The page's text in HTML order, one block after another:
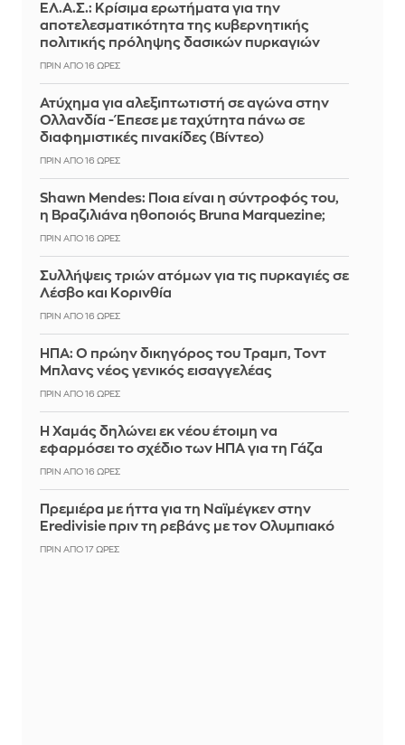
ΕΛ.Α.Σ.: Κρίσιμα ερωτήματα για την
αποτελεσματικότητα της κυβερνητικής
πολιτικής πρόληψης δασικών πυρκαγιών
ΠΡΙΝ ΑΠΌ 16 ΏΡΕΣ
Ατύχημα για αλεξιπτωτιστή σε αγώνα στην
Ολλανδία - Έπεσε με ταχύτητα πάνω σε
διαφημιστικές πινακίδες (Βίντεο)
ΠΡΙΝ ΑΠΌ 16 ΏΡΕΣ
Shawn Mendes: Ποια είναι η σύντροφός του,
η Βραζιλιάνα ηθοποιός Bruna Marquezine;
ΠΡΙΝ ΑΠΌ 16 ΏΡΕΣ
Συλλήψεις τριών ατόμων για τις πυρκαγιές σε
Λέσβο και Κορινθία
ΠΡΙΝ ΑΠΌ 16 ΏΡΕΣ
ΗΠΑ: Ο πρώην δικηγόρος του Τραμπ, Τοντ
Μπλανς νέος γενικός εισαγγελέας
ΠΡΙΝ ΑΠΌ 16 ΏΡΕΣ
Η Χαμάς δηλώνει εκ νέου έτοιμη να
εφαρμόσει το σχέδιο των ΗΠΑ για τη Γάζα
ΠΡΙΝ ΑΠΌ 16 ΏΡΕΣ
Πρεμιέρα με ήττα για τη Ναϊμέγκεν στην
Eredivisie πριν τη ρεβάνς με τον Ολυμπιακό
ΠΡΙΝ ΑΠΌ 17 ΏΡΕΣ